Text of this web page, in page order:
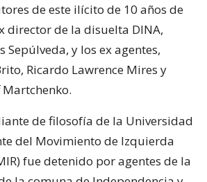
de este ilícito de 10 años de
director de la disuelta DINA,
Sepúlveda, y los ex agentes,
Ricardo Lawrence Mires y
de filosofía de la Universidad
del Movimiento de Izquierda
fue detenido por agentes de la